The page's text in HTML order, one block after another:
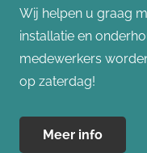
Wij helpen u graag
installatie en
medewerkers
op zaterdag!
Meer info